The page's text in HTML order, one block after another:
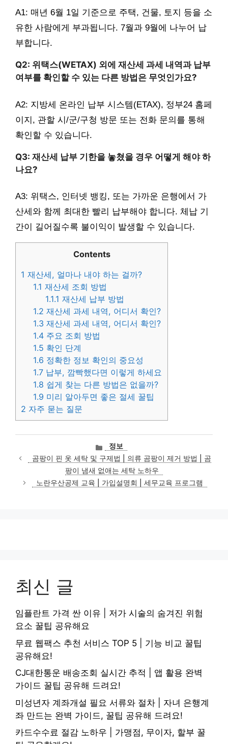
A1: 매년 6월 1일 기준으로 주택, 건물, 토지 등을 소
유한 사람에게 부과됩니다. 7월과 9월에 나누어 납
부합니다.
Q2: 위택스(WETAX) 외에 재산세 과세 내역과 납부
여부를 확인할 수 있는 다른 방법은 무엇인가요?
A2: 지방세 온라인 납부 시스템(ETAX), 정부24 홈페
이지, 관할 시/군/구청 방문 또는 전화 문의를 통해
확인할 수 있습니다.
Q3: 재산세 납부 기한을 놓쳤을 경우 어떻게 해야 하
나요?
A3: 위택스, 인터넷 뱅킹, 또는 가까운 은행에서 가
산세와 함께 최대한 빨리 납부해야 합니다. 체납 기
간이 길어질수록 불이익이 발생할 수 있습니다.
Contents
1 재산세, 얼마나 내야 하는 걸까?
1.1 재산세 조회 방법
1.1.1 재산세 납부 방법
1.2 재산세 과세 내역, 어디서 확인?
1.3 재산세 과세 내역, 어디서 확인?
1.4 주요 조회 방법
1.5 확인 단계
1.6 정확한 정보 확인의 중요성
1.7 납부, 깜빡했다면 이렇게 하세요
1.8 쉽게 찾는 다른 방법은 없을까?
1.9 미리 알아두면 좋은 절세 꿀팁
2 자주 묻는 질문
카
테
고
리
정보
곰팡이 핀 옷 세탁 및 구제법 | 의류 곰팡이 제거 방법 | 곰
팡이 냄새 없애는 세탁 노하우
노란우산공제 교육 | 가입설명회 | 세무교육 프로그램
최신 글
임플란트 가격 싼 이유 | 저가 시술의 숨겨진 위험
요소 꿀팁 공유해요
무료 웹팩스 추천 서비스 TOP 5 | 기능 비교 꿀팁
공유해요!
CJ대한통운 배송조회 실시간 추적 | 앱 활용 완벽
가이드 꿀팁 공유해 드려요!
미성년자 계좌개설 필요 서류와 절차 | 자녀 은행계
좌 만드는 완벽 가이드, 꿀팁 공유해 드려요!
카드수수료 절감 노하우 | 가맹점, 무이자, 할부 꿀